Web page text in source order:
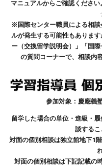
マニュアルからご確認ください。
※国際センター職員による相談
ルが発生する可能性もありま
ー（交換留学説明会）」「国
の質問コーナーで、相談内
参加対象：慶應義
留学した場合の単位・進級・
談するこ
対面の個別相談は独立館地下1
対面の個別相談は下記記載の